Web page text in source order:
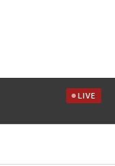
LIVE